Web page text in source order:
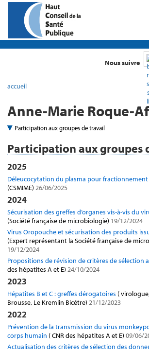
Nous suivre
accueil
Anne-Marie Roque-
Participation aux groupes de travail
Participation aux groupes
2025
Déleucocytation du plasma pour fractionnement
(CSMIME) 26/06/2025
2024
Sécurisation des greffes d’organes vis-à-vis du
(Société française de microbiologie) 19/12/2024
Virus Oropouche et sécurisation des produits
(Expert représentant la Société française de
19/12/2024
Propositions de révision de critères de sélection
des hépatites A et E) 24/10/2024
2023
Hépatites B et C : greffes dérogatoires (
Brousse, Le Kremlin Bicêtre) 21/12/2023
2022
Prévention de la transmission du virus
corps humain ( CNR des hépatites A et E) 09/06/
Actualisation des critères de sélection des